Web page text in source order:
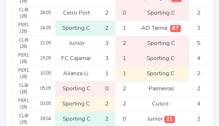
CLIB
(26)
28.05 Cerro Port 2 0 Sporting C 2
PER1
(26)
24.05 Sporting C 2 1 AD Tarma 87 3
CLIB
(26)
21.05 Junior 3 2 Sporting C 5
PER1
(26)
15.05 FC Cajamar 3 1 Sporting C 4
PER1
(26)
10.05 Alianza Li 1 1 Sporting C 2
CLIB
(26)
05.05 Sporting C 0 2 Palmeiras 2
PER1
(26)
03.05 Sporting C 2 2 Cusco 4
CLIB
(26)
29.04 Sporting C 2 0 Junior 21 2